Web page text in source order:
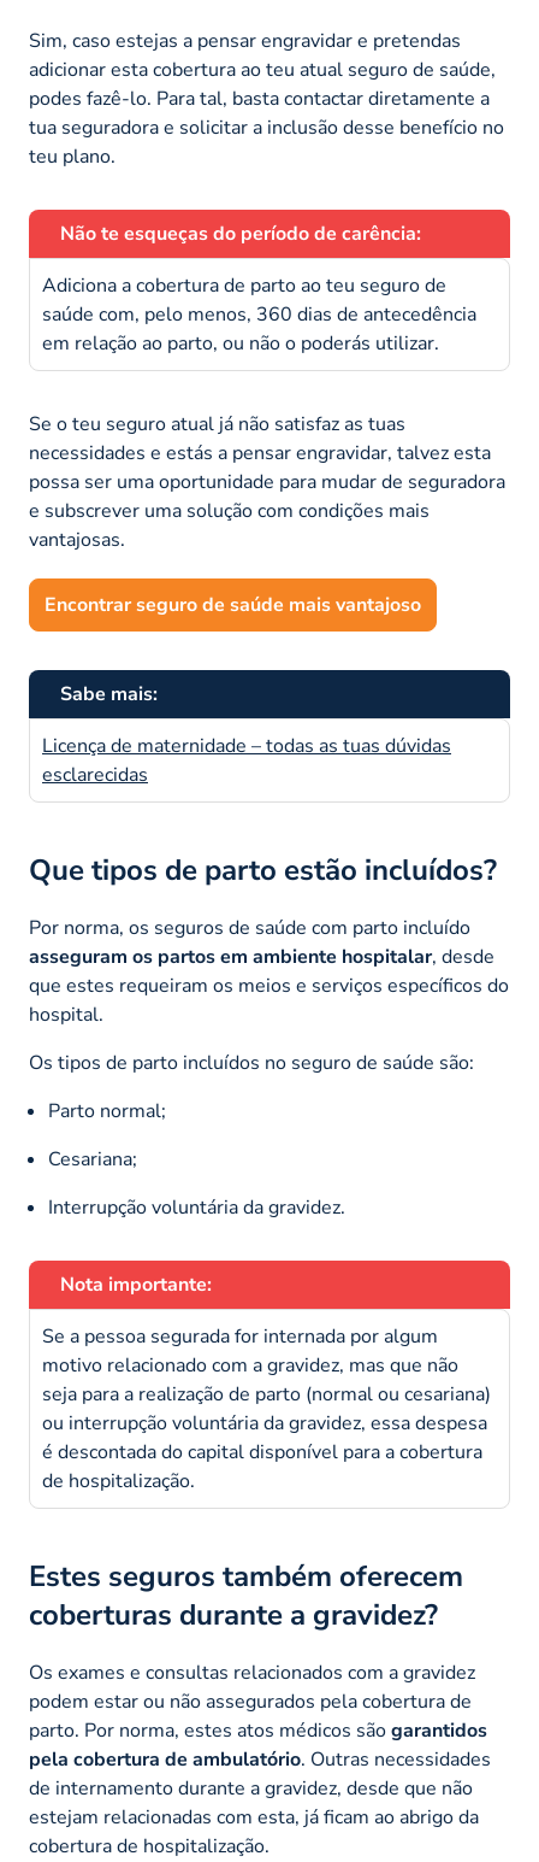
Sim, caso estejas a pensar engravidar e pretendas
adicionar esta cobertura ao teu atual seguro de saúde,
podes fazê-lo. Para tal, basta contactar diretamente a
tua seguradora e solicitar a inclusão desse benefício no
teu plano.
Não te esqueças do período de carência:
Adiciona a cobertura de parto ao teu seguro de
saúde com, pelo menos, 360 dias de antecedência
em relação ao parto, ou não o poderás utilizar.
Se o teu seguro atual já não satisfaz as tuas
necessidades e estás a pensar engravidar, talvez esta
possa ser uma oportunidade para mudar de seguradora
e subscrever uma solução com condições mais
vantajosas.
Encontrar seguro de saúde mais vantajoso
Sabe mais:
Licença de maternidade – todas as tuas dúvidas
esclarecidas
Que tipos de parto estão incluídos?
Por norma, os seguros de saúde com parto incluído
asseguram os partos em ambiente hospitalar, desde
que estes requeiram os meios e serviços específicos do
hospital.
Os tipos de parto incluídos no seguro de saúde são:
Parto normal;
Cesariana;
Interrupção voluntária da gravidez.
Nota importante:
Se a pessoa segurada for internada por algum
motivo relacionado com a gravidez, mas que não
seja para a realização de parto (normal ou cesariana)
ou interrupção voluntária da gravidez, essa despesa
é descontada do capital disponível para a cobertura
de hospitalização.
Estes seguros também oferecem
coberturas durante a gravidez?
Os exames e consultas relacionados com a gravidez
podem estar ou não assegurados pela cobertura de
parto. Por norma, estes atos médicos sãogarantidos
pela cobertura de ambulatório. Outras necessidades
de internamento durante a gravidez, desde que não
estejam relacionadas com esta, já ficam ao abrigo da
cobertura de hospitalização.